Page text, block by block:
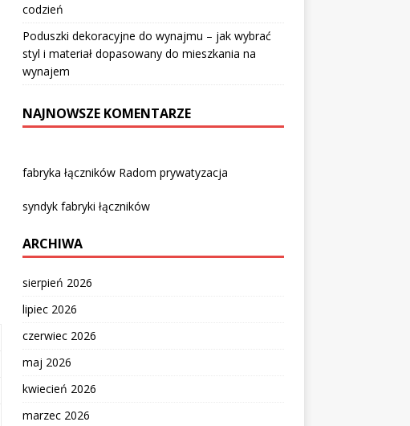
codzień
Poduszki dekoracyjne do wynajmu – jak wybrać
styl i materiał dopasowany do mieszkania na
wynajem
NAJNOWSZE KOMENTARZE
fabryka łączników Radom prywatyzacja
syndyk fabryki łączników
ARCHIWA
sierpień 2026
lipiec 2026
czerwiec 2026
maj 2026
kwiecień 2026
marzec 2026